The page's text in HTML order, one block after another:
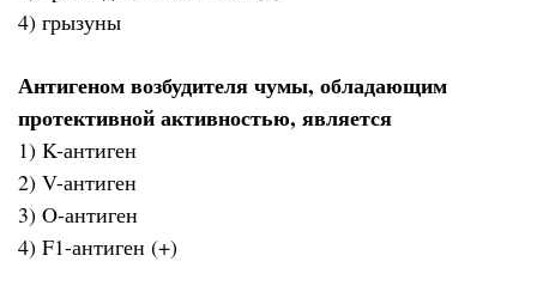
4) грызуны
Антигеном возбудителя чумы, обладающим
протективной активностью, является
1) K-антиген
2) V-антиген
3) O-антиген
4) F1-антиген (+)